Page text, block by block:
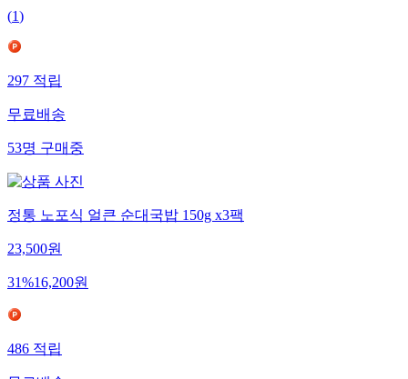
(1)
297적립
무료배송
53명구매중
정통 노포식 얼큰 순대국밥 150g x3팩
23,500원
31%16,200원
486적립